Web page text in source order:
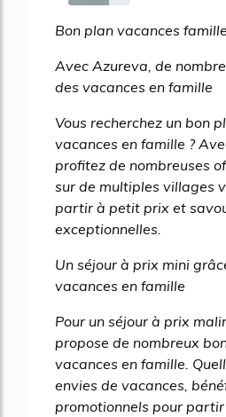
66%
Bon plan vacances famille
Avec Azureva, de
des vacances en famille
Vous recherchez un bon
vacances en famille ?
profitez de nombreuses
sur de multiples villages
partir à petit prix et
exceptionnelles.
Un séjour à prix mini
vacances en famille
Pour un séjour à prix
propose de nombreux
vacances en famille.
envies de vacances,
promotionnels pour